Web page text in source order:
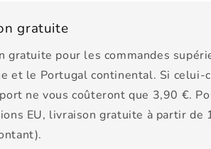
gratuite
gratuite pour les commandes
et le Portugal continental. Si celui-
ne vous coûteront que 3,90 €.
EU, livraison gratuite à partir de